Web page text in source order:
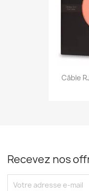
Câble
Recevez nos